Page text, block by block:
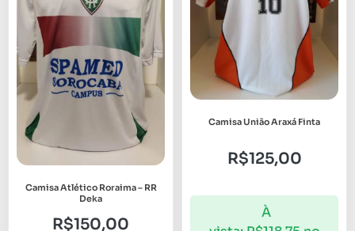
Camisa Atlético Roraima – RR
Deka
R$150,00
Camisa União Araxá Finta
R$125,00
À